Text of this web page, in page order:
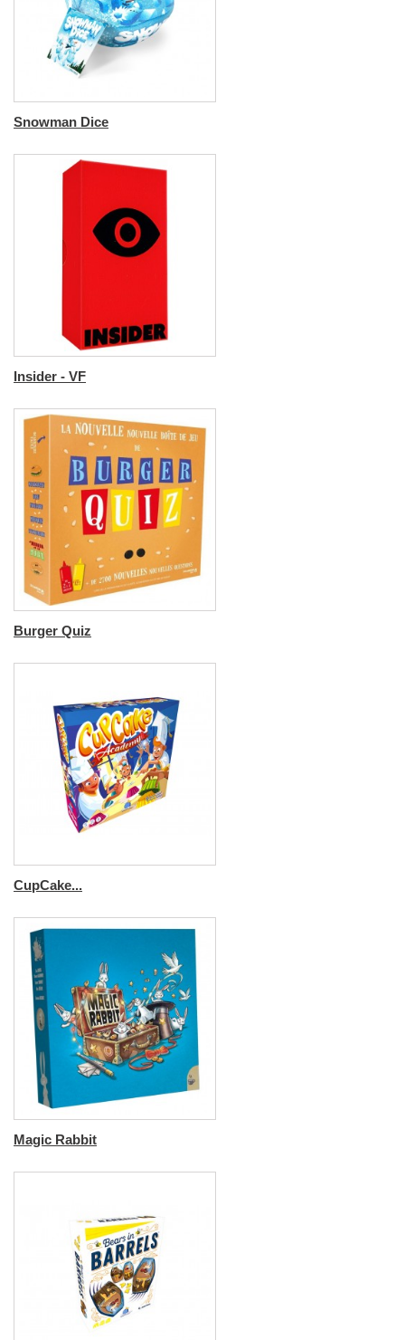
Snowman Dice
Insider - VF
Burger Quiz
CupCake...
Magic Rabbit